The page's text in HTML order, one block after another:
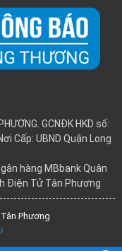
GCNĐK HKD số:
Cấp: UBND Quận Long
hàng MBbank Quân
Điện Tử Tân Phương
Phương